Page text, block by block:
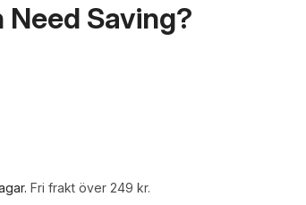
Saving?
. Fri frakt över 249 kr.